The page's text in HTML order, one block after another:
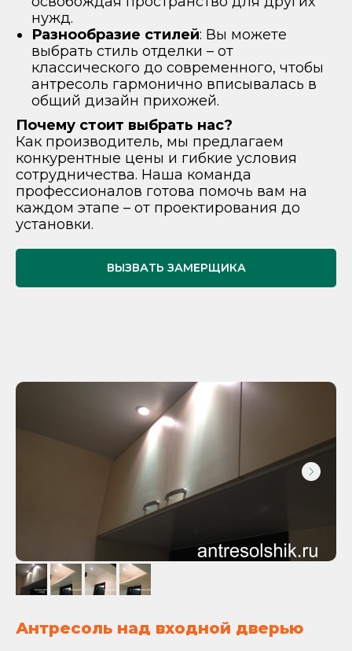
нужд.
Разнообразие стилей: Вы можете
выбрать стиль отделки – от
классического до современного, чтобы
антресоль гармонично вписывалась в
общий дизайн прихожей.
Почему стоит выбрать нас?
Как производитель, мы предлагаем
конкурентные цены и гибкие условия
сотрудничества. Наша команда
профессионалов готова помочь вам на
каждом этапе – от проектирования до
установки.
ВЫЗВАТЬ ЗАМЕРЩИКА
Антресоль над входной дверью